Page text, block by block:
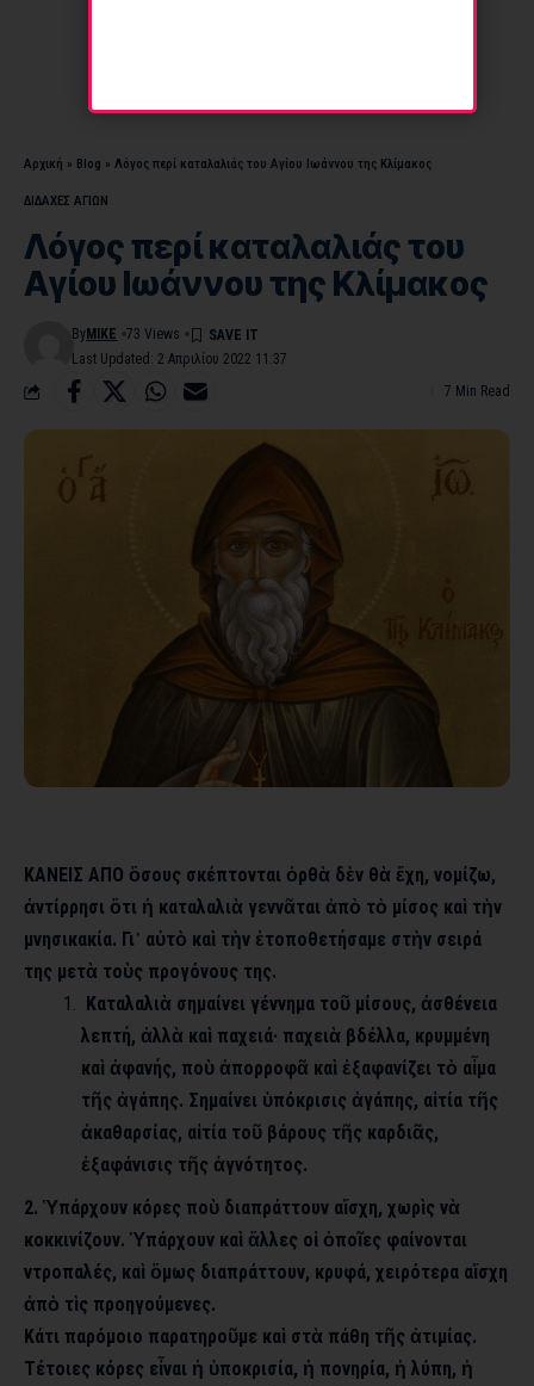
Αρχική » Blog » Λόγος περί καταλαλιάς του Αγίου Ιωάννου της Κλίμακoς
ΔΙΔΑΧΕΣ ΑΓΙΩΝ
Λόγος περί καταλαλιάς του
Αγίου Ιωάννου της Κλίμακoς
Last Updated: 2 Απριλίου 2022 11:37
By MIKE 73 Views
7 Min Read
ΚΑΝΕΙΣ ΑΠΟ ὅσους σκέπτονται ὀρθὰ δὲν θὰ ἔχη, νομίζω,
ἀντίρρησι ὅτι ἡ καταλαλιὰ γεννᾶται ἀπὸ τὸ μίσος καὶ τὴν
μνησικακία. Γι᾿ αὐτὸ καὶ τὴν ἐτοποθετήσαμε στὴν σειρά
της μετὰ τοὺς προγόνους της.
Καταλαλιὰ σημαίνει γέννημα τοῦ μίσους, ἀσθένεια
λεπτή, ἀλλὰ καὶ παχειά· παχειὰ βδέλλα, κρυμμένη
καὶ ἀφανής, ποὺ ἀπορροφᾶ καὶ ἐξαφανίζει τὸ αἷμα
τῆς ἀγάπης. Σημαίνει ὑπόκρισις ἀγάπης, αἰτία τῆς
ἀκαθαρσίας, αἰτία τοῦ βάρους τῆς καρδιᾶς,
ἐξαφάνισις τῆς ἁγνότητος.
2. Ὑπάρχουν κόρες ποὺ διαπράττουν αἴσχη, χωρὶς νὰ
κοκκινίζουν. Ὑπάρχουν καὶ ἄλλες οἱ ὁποῖες φαίνονται
ντροπαλές, καὶ ὅμως διαπράττουν, κρυφά, χειρότερα αἴσχη
ἀπὸ τὶς προηγούμενες.
Κάτι παρόμοιο παρατηροῦμε καὶ στὰ πάθη τῆς ἀτιμίας.
Τέτοιες κόρες εἶναι ἡ ὑποκρισία, ἡ πονηρία, ἡ λύπη, ἡ